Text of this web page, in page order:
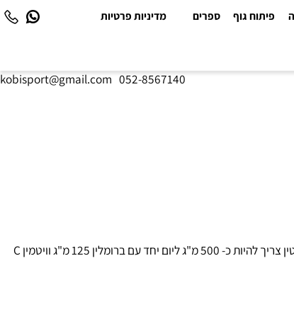
פיתוח גוף ספרים מדיניות פרטיות
kobisport@gmail.com |052-8567140
טיגון הבצל יעלה את רמת הקוורציטין שבו כב- 50%. בכדי לקבל את השפעתו המרבית של הקוורציטין יש צורך לשלבו עם ויטמין C וברומלין. המינון לקוורציטין צריך להיות כ- 500 מ"ג ליום יחד עם ברומלין 125 מ"ג וויטמין C